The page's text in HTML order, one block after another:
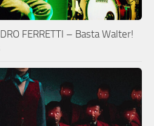
FERRETTI – Basta Walter!